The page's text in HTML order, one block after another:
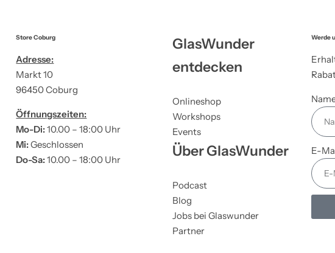
Store Coburg
Adresse:
Markt 10
96450 Coburg
Öffnungszeiten:
Mo-Di:10.00 – 18:00 Uhr
Mi:Geschlossen
Do-Sa:10.00 – 18:00 Uhr
GlasWunder
entdecken
Onlineshop
Workshops
Events
Über GlasWunder
Podcast
Blog
Jobs bei Glaswunder
Partner
Werde
E-